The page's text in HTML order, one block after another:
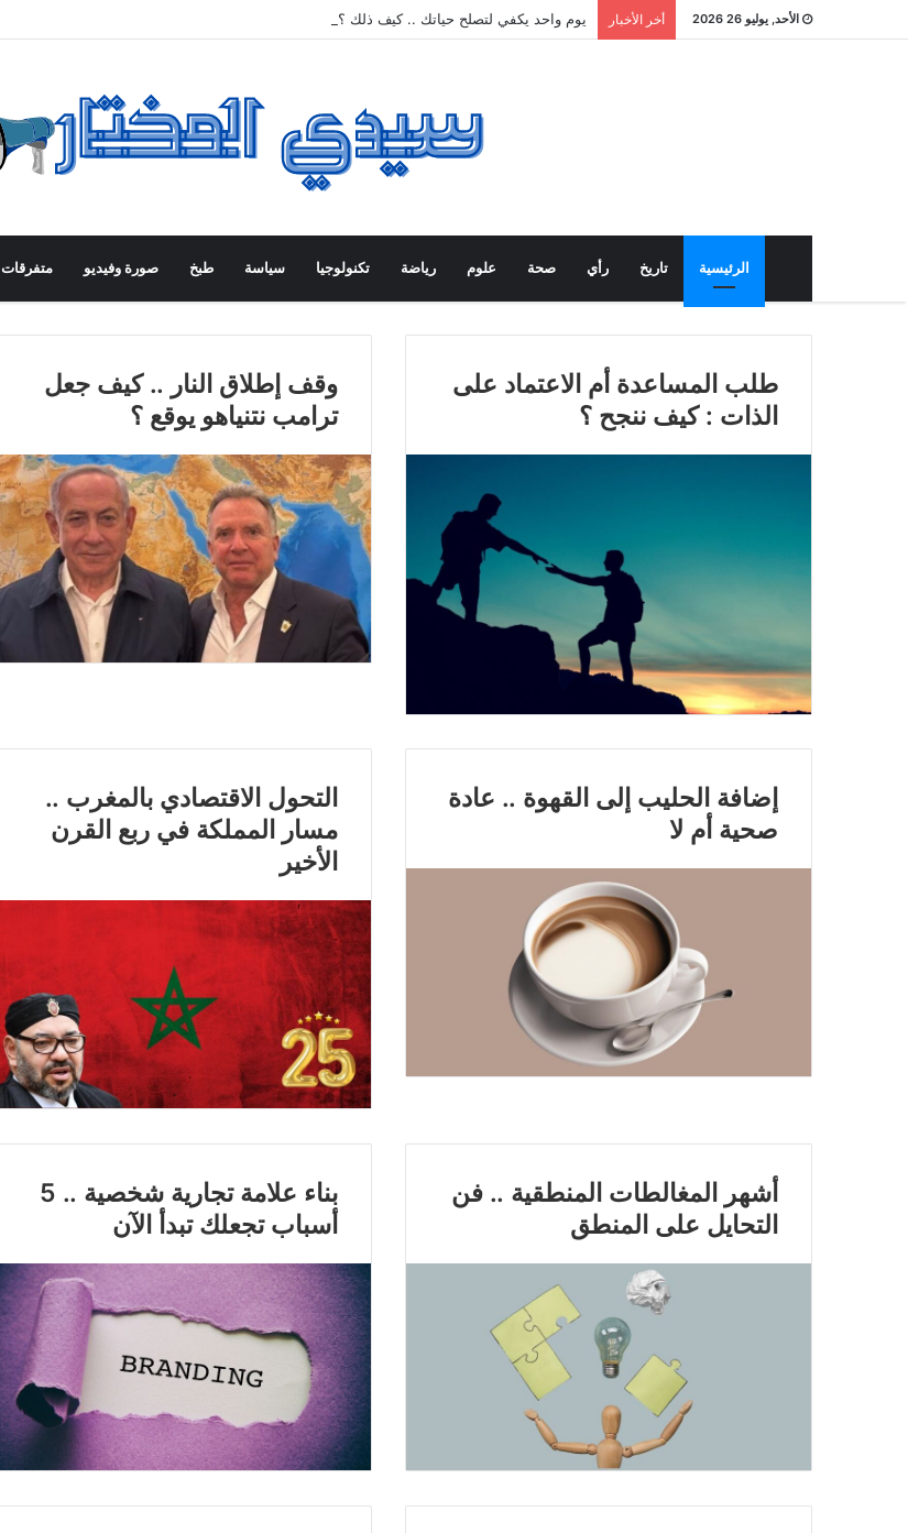
الأحد, يوليو 26 2026 أخر الأخبار يوم واحد يكفي لتصلح حياتك .. كيف ذلك ؟
الرئيسية تاريخ رأي صحة علوم رياضة تكنولوجيا سياسة طبخ صورة وفيديو متفرقات
طلب المساعدة أم الاعتماد على
الذات : كيف ننجح ؟
وقف إطلاق النار .. كيف جعل
ترامب نتنياهو يوقع ؟
إضافة الحليب إلى القهوة .. عادة
صحية أم لا
التحول الاقتصادي بالمغرب ..
مسار المملكة في ربع القرن
الأخير
أشهر المغالطات المنطقية .. فن
التحايل على المنطق
بناء علامة تجارية شخصية .. 5
أسباب تجعلك تبدأ الآن